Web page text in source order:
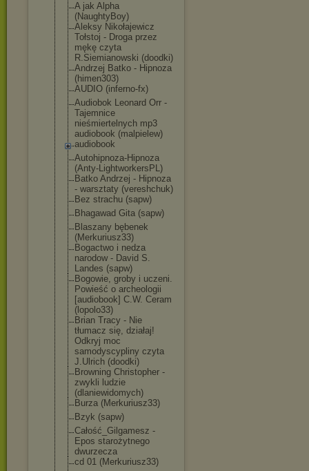
A jak Alpha
(NaughtyBoy)
Aleksy Nikołajewicz
Tołstoj - Droga przez
mękę czyta
R.Siemianowski (doodki)
Andrzej Batko - Hipnoza
(himen303)
AUDIO (inferno-fx)
Audiobok Leonard Orr -
Tajemnice
nieśmiertelnyc h mp3
audiobook (malpielew)
audiobook
Autohipnoza-Hipnoza
(Anty-LightworkersPL)
Batko Andrzej - Hipnoza
- warsztaty (vereshchuk)
Bez strachu (sapw)
Bhagawad Gita (sapw)
Blaszany bębenek
(Merkuriusz33)
Bogactwo i nedza
narodow - David S.
Landes (sapw)
Bogowie, groby i uczeni.
Powieść o archeologii
[audiobook] C.W. Ceram
(lopolo33)
Brian Tracy - Nie
tłumacz się, działaj!
Odkryj moc
samodyscypliny czyta
J.Ulrich (doodki)
Browning Christopher -
zwykli ludzie
(dlaniewidomyc h)
Burza (Merkuriusz33)
Bzyk (sapw)
Całość_Gilgamesz -
Epos starożytnego
dwurzecza
cd 01 (Merkuriusz33)